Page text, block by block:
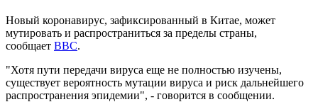
Новый коронавирус, зафиксированный в Китае, может
мутировать и распространиться за пределы страны,
сообщает BBC.
"Хотя пути передачи вируса еще не полностью изучены,
существует вероятность мутации вируса и риск дальнейшего
распространения эпидемии", - говорится в сообщении.